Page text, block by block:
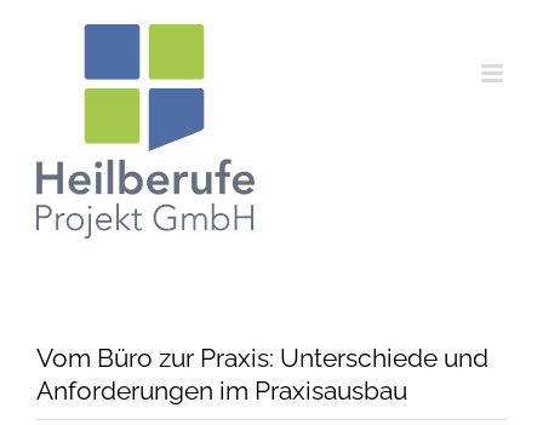
Vom Büro zur Praxis: Unterschiede und
Anforderungen im Praxisausbau